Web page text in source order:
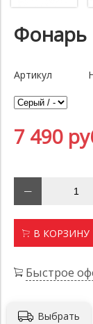
Фонарь
Артикул
7 490
В КОРЗИНУ
Быстрое
Выбрать